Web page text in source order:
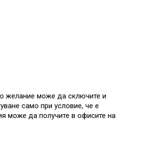
желание може да сключите и
само при условие, че е
може да получите в офисите на